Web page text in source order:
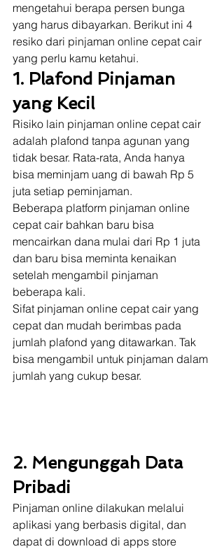
mengetahui berapa persen bunga
yang harus dibayarkan. Berikut ini 4
resiko dari pinjaman online cepat cair
yang perlu kamu ketahui.
1. Plafond Pinjaman
yang Kecil
Risiko lain pinjaman online cepat cair
adalah plafond tanpa agunan yang
tidak besar. Rata-rata, Anda hanya
bisa meminjam uang di bawah Rp 5
juta setiap peminjaman.
Beberapa platform pinjaman online
cepat cair bahkan baru bisa
mencairkan dana mulai dari Rp 1 juta
dan baru bisa meminta kenaikan
setelah mengambil pinjaman
beberapa kali.
Sifat pinjaman online cepat cair yang
cepat dan mudah berimbas pada
jumlah plafond yang ditawarkan. Tak
bisa mengambil untuk pinjaman dalam
jumlah yang cukup besar.
2. Mengunggah Data
Pribadi
Pinjaman online dilakukan melalui
aplikasi yang berbasis digital, dan
dapat di download di apps store